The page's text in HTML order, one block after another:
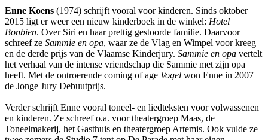
Enne Koens (1974) schrijft vooral voor kinderen. Sinds oktober
2015 ligt er weer een nieuw kinderboek in de winkel: Hotel
Bonbien. Over Siri en haar prettig gestoorde familie. Daarvoor
schreef ze Sammie en opa, waar ze de Vlag en Wimpel voor kreeg
en de derde prijs van de Vlaamse Kinderjury. Sammie en opa vertelt
het verhaal van de intense vriendschap die Sammie met zijn opa
heeft. Met de ontroerende coming of age Vogel won Enne in 2007
de Jonge Jury Debuutprijs.
Verder schrijft Enne vooral toneel- en liedteksten voor volwassenen
en kinderen. Ze schreef o.a. voor theatergroep Maas, de
Toneelmakerij, het Gasthuis en theatergroep Artemis. Ook vulde ze